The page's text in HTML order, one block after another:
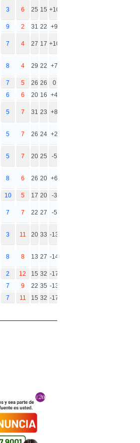
3 6 25 15 +10
9 2 31 22 +9
7 4 27 17 +10
8 4 29 22 +7
7 5 26 26
0
6 6 20 16 +4
5 7 31 23 +8
5 7 26 24 +2
5 7 20 25 -5
8 6 26 20 +6
10 5 17 20 -3
7 7 22 27 -5
3 11 20 33 -13
8 8 13 27 -14
2 12 15 32 -17
7 9 22 35 -13
7 11 15 32 -17